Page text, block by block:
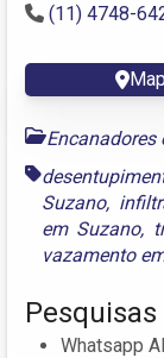
(11) 4748-
Encanadores
Suzano,
em Suzano,
vazamento
Whatsapp